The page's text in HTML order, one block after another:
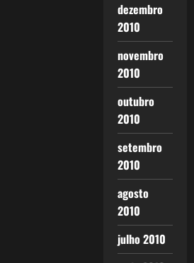
dezembro
2010
novembro
2010
outubro
2010
setembro
2010
agosto
2010
julho 2010